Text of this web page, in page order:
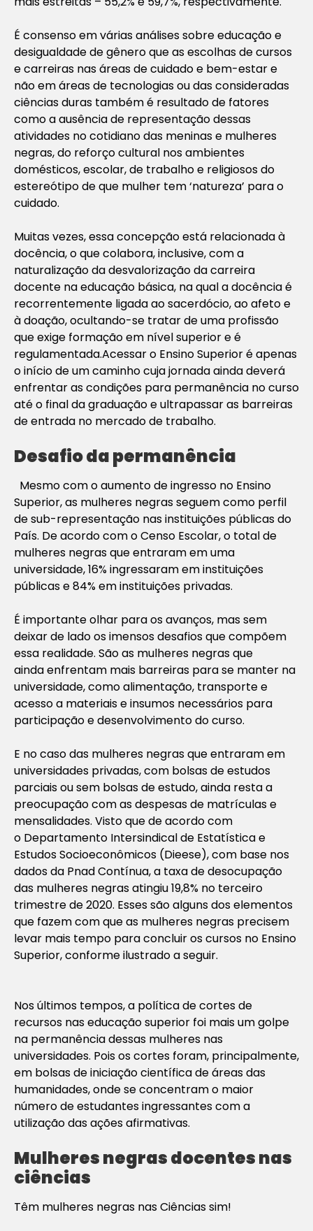
É consenso em várias análises sobre educação e
desigualdade de gênero que as escolhas de cursos
e carreiras nas áreas de cuidado e bem-estar e
não em áreas de tecnologias ou das consideradas
ciências duras também é resultado de fatores
como a ausência de representação dessas
atividades no cotidiano das meninas e mulheres
negras, do reforço cultural nos ambientes
domésticos, escolar, de trabalho e religiosos do
estereótipo de que mulher tem ‘natureza’ para o
cuidado.
Muitas vezes, essa concepção está relacionada à
docência, o que colabora, inclusive, com a
naturalização da desvalorização da carreira
docente na educação básica, na qual a docência é
recorrentemente ligada ao sacerdócio, ao afeto e
à doação, ocultando-se tratar de uma profissão
que exige formação em nível superior e é
regulamentada.Acessar o Ensino Superior é apenas
o início de um caminho cuja jornada ainda deverá
enfrentar as condições para permanência no curso
até o final da graduação e ultrapassar as barreiras
de entrada no mercado de trabalho.
Desafio da permanência
Mesmo com o aumento de ingresso no Ensino
Superior, as mulheres negras seguem como perfil
de sub-representação nas instituições públicas do
País. De acordo com o Censo Escolar, o total de
mulheres negras que entraram em uma
universidade, 16% ingressaram em instituições
públicas e 84% em instituições privadas.
É importante olhar para os avanços, mas sem
deixar de lado os imensos desafios que compõem
essa realidade. São as mulheres negras que
ainda enfrentam mais barreiras para se manter na
universidade, como alimentação, transporte e
acesso a materiais e insumos necessários para
participação e desenvolvimento do curso.
E no caso das mulheres negras que entraram em
universidades privadas, com bolsas de estudos
parciais ou sem bolsas de estudo, ainda resta a
preocupação com as despesas de matrículas e
mensalidades. Visto que de acordo com
o Departamento Intersindical de Estatística e
Estudos Socioeconômicos (Dieese), com base nos
dados da Pnad Contínua, a taxa de desocupação
das mulheres negras atingiu 19,8% no terceiro
trimestre de 2020. Esses são alguns dos elementos
que fazem com que as mulheres negras precisem
levar mais tempo para concluir os cursos no Ensino
Superior, conforme ilustrado a seguir.
Nos últimos tempos, a política de cortes de
recursos nas educação superior foi mais um golpe
na permanência dessas mulheres nas
universidades. Pois os cortes foram, principalmente,
em bolsas de iniciação científica de áreas das
humanidades, onde se concentram o maior
número de estudantes ingressantes com a
utilização das ações afirmativas.
Mulheres negras docentes nas
ciências
Têm mulheres negras nas Ciências sim!